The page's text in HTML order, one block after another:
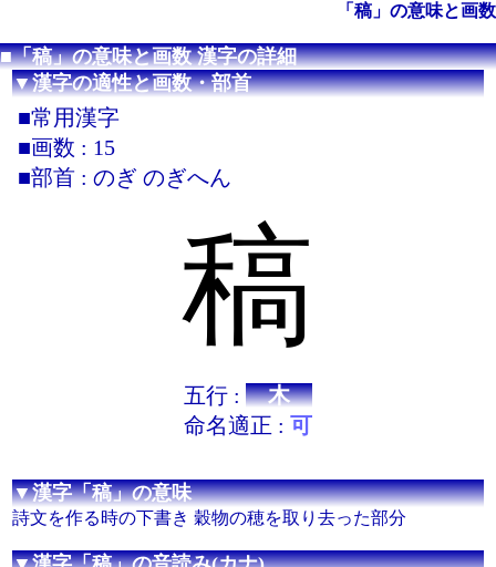
「稿」の意味と画数
■「稿」の意味と画数 漢字の詳細
▼漢字の適性と画数・部首
■常用漢字
■画数 : 15
■部首 : のぎ のぎへん
稿
五行 : 木
命名適正 : 可
▼漢字「稿」の意味
詩文を作る時の下書き 穀物の穂を取り去った部分